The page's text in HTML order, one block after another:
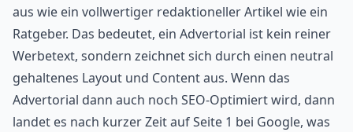
aus wie ein vollwertiger redaktioneller Artikel wie ein
Ratgeber. Das bedeutet, ein Advertorial ist kein reiner
Werbetext, sondern zeichnet sich durch einen neutral
gehaltenes Layout und Content aus. Wenn das
Advertorial dann auch noch SEO-Optimiert wird, dann
landet es nach kurzer Zeit auf Seite 1 bei Google, was